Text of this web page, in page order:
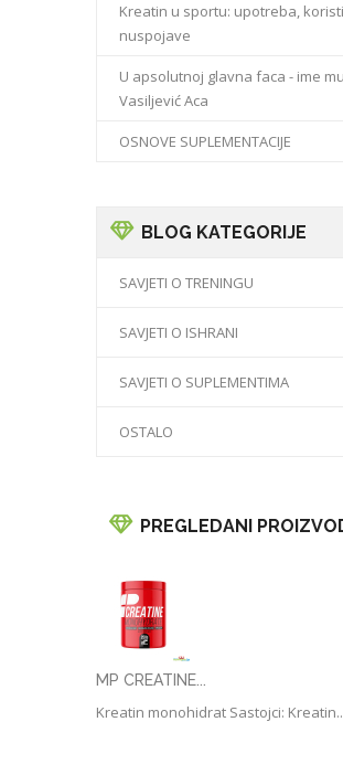
Kreatin u sportu: upotreba,
nuspojave
U apsolutnoj glavna faca - ime
Vasiljević Aca
OSNOVE SUPLEMENTACIJE
BLOG KATEGORIJE
SAVJETI O TRENINGU
SAVJETI O ISHRANI
SAVJETI O SUPLEMENTIMA
OSTALO
PREGLEDANI
MP CREATINE...
Kreatin monohidrat Sastojci: